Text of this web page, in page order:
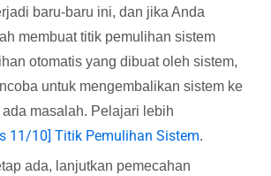
baru-baru ini, dan jika Anda
membuat titik pemulihan sistem
otomatis yang dibuat oleh sistem,
untuk mengembalikan sistem ke
masalah. Pelajari lebih
11/10] Titik Pemulihan Sistem.
ada, lanjutkan pemecahan